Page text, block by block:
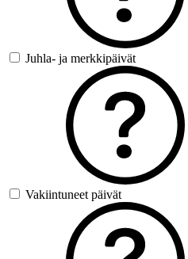
Juhla- ja merkkipäivät
Vakiintuneet päivät